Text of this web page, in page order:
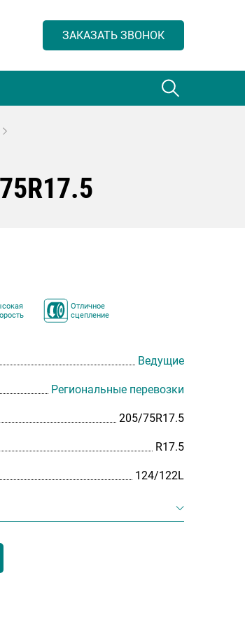
ЗАКАЗАТЬ ЗВОНОК
Отличное
сцепление
Ведущие
Региональные перевозки
205/75R17.5
R17.5
124/122L